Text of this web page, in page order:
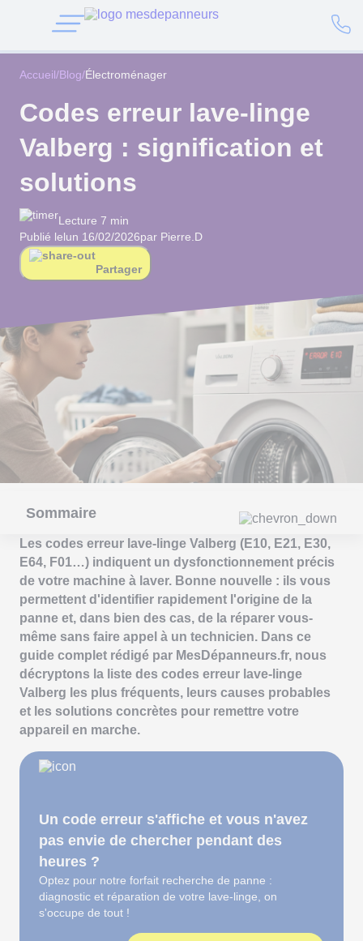
Accueil/Blog/Électroménager
Codes erreur lave-linge
Valberg : signification et
solutions
Lecture 7 min
Publié lelun 16/02/2026par Pierre.D
Partager
Sommaire
Les codes erreur lave-linge Valberg (E10, E21, E30,
E64, F01…) indiquent un dysfonctionnement précis
de votre machine à laver. Bonne nouvelle : ils vous
permettent d'identifier rapidement l'origine de la
panne et, dans bien des cas, de la réparer vous-
même sans faire appel à un technicien. Dans ce
guide complet rédigé par MesDépanneurs.fr, nous
décryptons la liste des codes erreur lave-linge
Valberg les plus fréquents, leurs causes probables
et les solutions concrètes pour remettre votre
appareil en marche.
Un code erreur s'affiche et vous n'avez
pas envie de chercher pendant des
heures ?
Optez pour notre forfait recherche de panne :
diagnostic et réparation de votre lave-linge, on
s'occupe de tout !